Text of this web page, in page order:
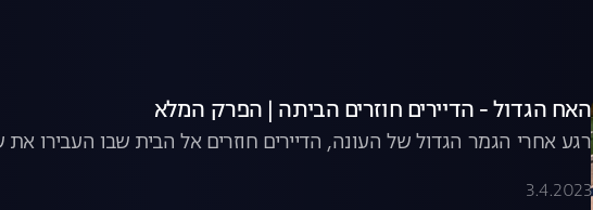
האח הגדול - הדיירים חוזרים הביתה | הפרק המלא
רגע אחרי הגמר הגדול של העונה, הדיירים חוזרים אל הבית שבו העבירו
3.4.2023